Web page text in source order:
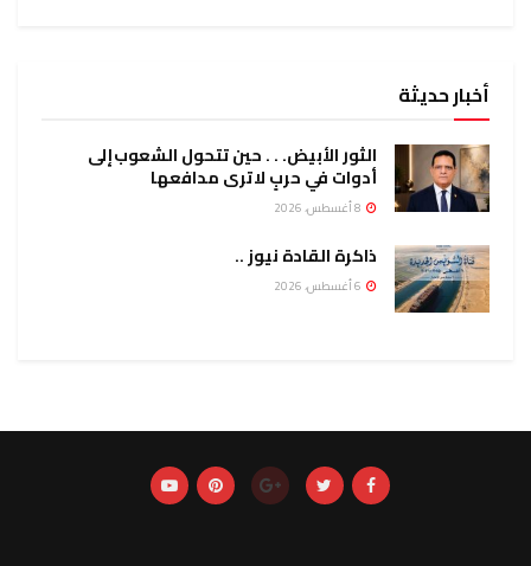
أخبار حديثة
الثور الأبيض. . . حين تتحول الشعوب إلى
أدوات في حربٍ لا ترى مدافعها
ذاكرة القادة نيوز ..